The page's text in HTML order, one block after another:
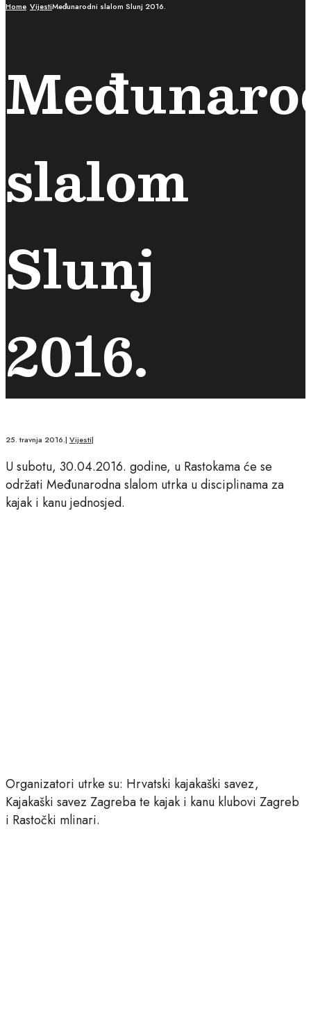
Home VijestiMeđunarodni slalom Slunj 2016.
slalom
Slunj
2016.
25. travnja 2016.| Vijesti|
U subotu, 30.04.2016. godine, u Rastokama će se
održati Međunarodna slalom utrka u disciplinama za
kajak i kanu jednosjed.
Organizatori utrke su: Hrvatski kajakaški savez,
Kajakaški savez Zagreba te kajak i kanu klubovi Zagreb
i Rastočki mlinari.